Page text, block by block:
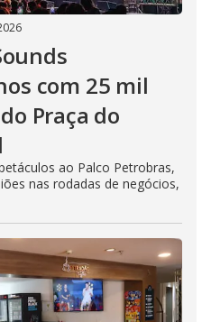
com 25 mil
Praça do
ao Palco Petrobras,
nas rodadas de negócios,